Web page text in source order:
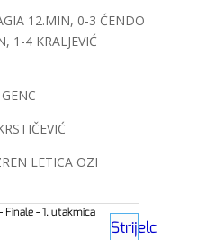
12.MIN, 0-3 ĆENDO
1-4 KRALJEVIĆ
LETICA OZI